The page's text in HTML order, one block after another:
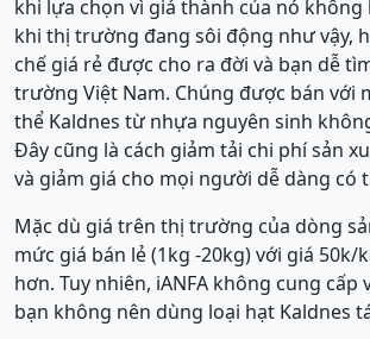
khi lựa chọn vì giá thành của nó không
khi thị trường đang sôi động như vậy,
chế giá rẻ được cho ra đời và bạn dễ
trường Việt Nam. Chúng được bán với
thể Kaldnes từ nhựa nguyên sinh
Đây cũng là cách giảm tải chi phí sản
và giảm giá cho mọi người dễ dàng có
Mặc dù giá trên thị trường của dòng
mức giá bán lẻ (1kg -20kg) với giá 50k/
hơn. Tuy nhiên, iANFA không cung cấp
bạn không nên dùng loại hạt Kaldnes